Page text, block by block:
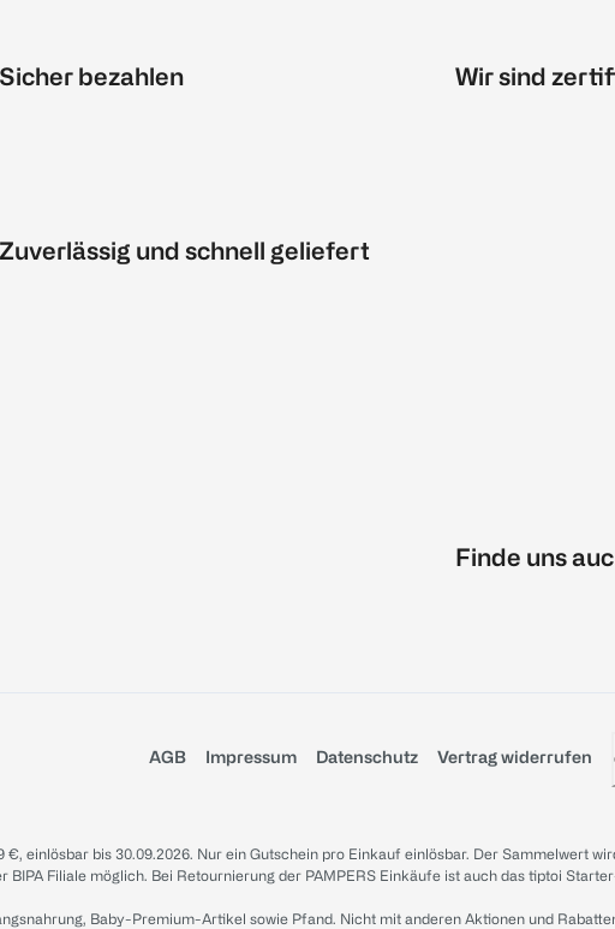
Sicher bezahlen
Zuverlässig und schnell geliefert
Wir sind
Finde uns
AGB Impressum Datenschutz Vertrag widerrufen
einlösbar bis 30.09.2026. Nur ein Gutschein pro Einkauf einlösbar. Der Sammelwert
Filiale möglich. Bei Retournierung der PAMPERS Einkäufe ist auch das tiptoi
Baby-Premium-Artikel sowie Pfand. Nicht mit anderen Aktionen und